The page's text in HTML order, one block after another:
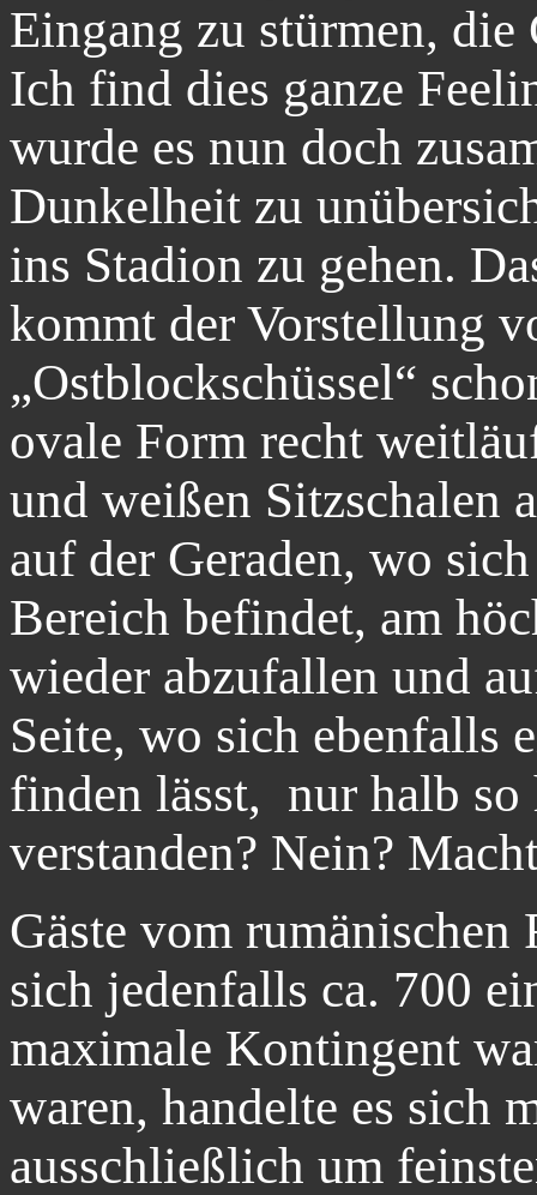
Eingang zu stürmen, die
Ich find dies ganze
wurde es nun doch
Dunkelheit zu
ins Stadion zu gehen.
kommt der Vorstellung
„Ostblockschüssel“
ovale Form recht
und weißen Sitzschalen
auf der Geraden, wo
Bereich befindet, am
wieder abzufallen und
Seite, wo sich ebenfalls
finden lässt, nur halb
verstanden? Nein?
Gäste vom rumänischen
sich jedenfalls ca. 700
maximale Kontingent
waren, handelte es sich
ausschließlich um